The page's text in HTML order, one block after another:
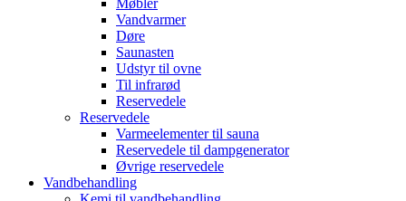
Møbler
Vandvarmer
Døre
Saunasten
Udstyr til ovne
Til infrarød
Reservedele
Reservedele
Varmeelementer til sauna
Reservedele til dampgenerator
Øvrige reservedele
Vandbehandling